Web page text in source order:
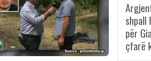
shpall
për
çfarë